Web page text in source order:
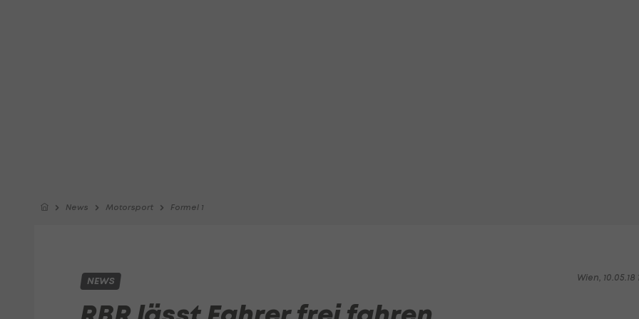
News Motorsport Formel 1
Wien, 10.05.18
NEWS